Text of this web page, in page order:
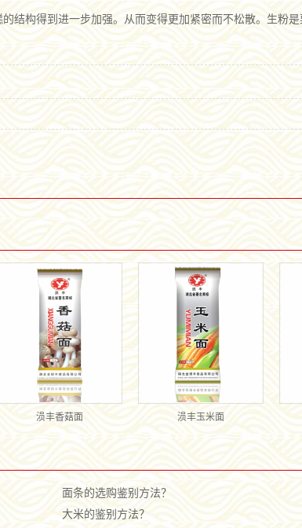
结构得到进一步加强。从而变得更加紧密而不松散。生粉
涢丰香菇面 涢丰玉米面
面条的选购鉴别方法？
大米的鉴别方法？